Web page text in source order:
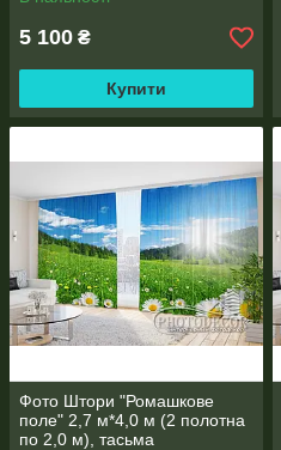
5 100 ₴
Купити
Фото Штори "Ромашкове
поле" 2,7 м*4,0 м (2 полотна
по 2,0 м), тасьма